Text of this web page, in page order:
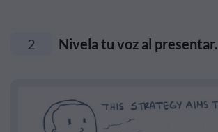
2 Nivela tu voz al presentar.